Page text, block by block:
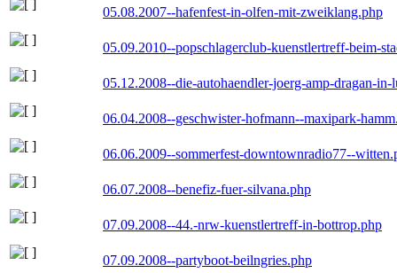
05.08.2007--hafenfest-in-olfen-mit-zweiklang.php
05.09.2010--popschlagerclub-kuenstlertreff-beim-
05.12.2008--die-autohaendler-joerg-amp-dragan-in-
06.04.2008--geschwister-hofmann--maxipark-
06.06.2009--sommerfest-downtownradio77--
06.07.2008--benefiz-fuer-silvana.php
07.09.2008--44.-nrw-kuenstlertreff-in-bottrop.php
07.09.2008--partyboot-beilngries.php